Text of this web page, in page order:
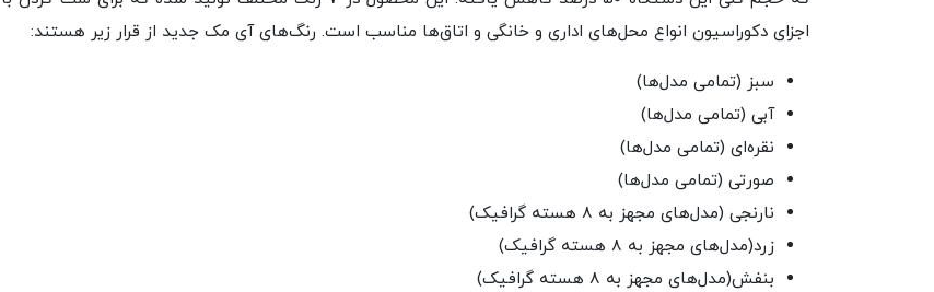
اجزای دکوراسیون انواع محل‌های اداری و خانگی و اتاق‌ها مناسب است. رنگ‌های آی مک جدید از قرار زیر هستند:
سبز (تمامی مدل‌ها)
آبی (تمامی مدل‌ها)
نقره‌ای (تمامی مدل‌ها)
صورتی (تمامی مدل‌ها)
نارنجی (مدل‌های مجهز به ۸ هسته گرافیک)
زرد(مدل‌های مجهز به ۸ هسته گرافیک)
بنفش(مدل‌های مجهز به ۸ هسته گرافیک)